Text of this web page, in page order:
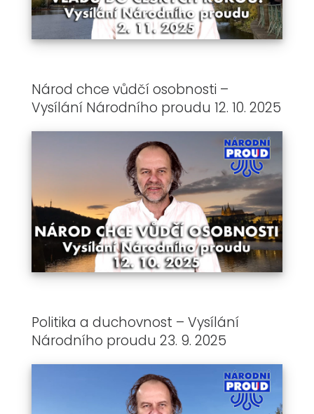
Národ chce vůdčí osobnosti –
Vysílání Národního proudu 12. 10. 2025
Politika a duchovnost – Vysílání
Národního proudu 23. 9. 2025